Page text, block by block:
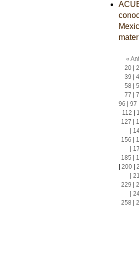
«
20|
39
58
77
96
97
112
127
156
185
200|
229
258